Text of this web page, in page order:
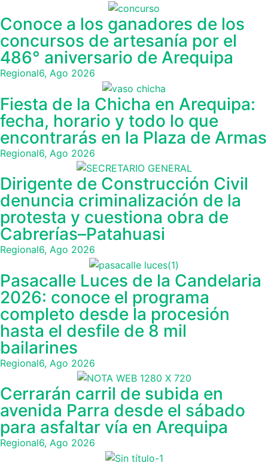
Conoce a los ganadores de los
concursos de artesanía por el
486° aniversario de Arequipa
Regional6, Ago 2026
Fiesta de la Chicha en Arequipa:
fecha, horario y todo lo que
encontrarás en la Plaza de Armas
Regional6, Ago 2026
Dirigente de Construcción Civil
denuncia criminalización de la
protesta y cuestiona obra de
Cabrerías–Patahuasi
Regional6, Ago 2026
Pasacalle Luces de la Candelaria
2026: conoce el programa
completo desde la procesión
hasta el desfile de 8 mil
bailarines
Regional6, Ago 2026
Cerrarán carril de subida en
avenida Parra desde el sábado
para asfaltar vía en Arequipa
Regional6, Ago 2026